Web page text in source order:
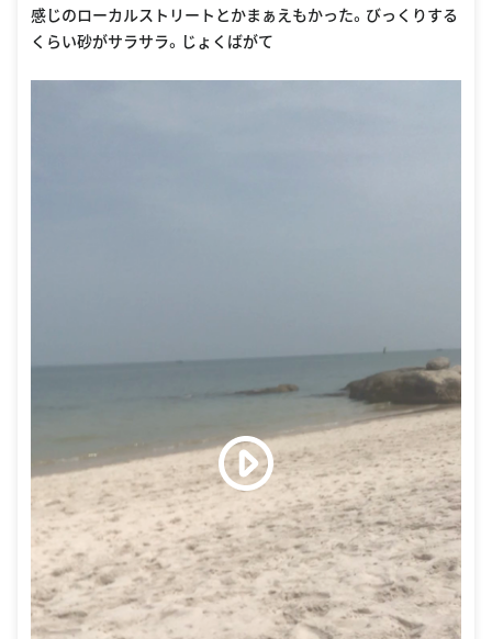
感じのローカルストリートとかまぁえもかった。びっくりする
くらい砂がサラサラ。じょくばがて